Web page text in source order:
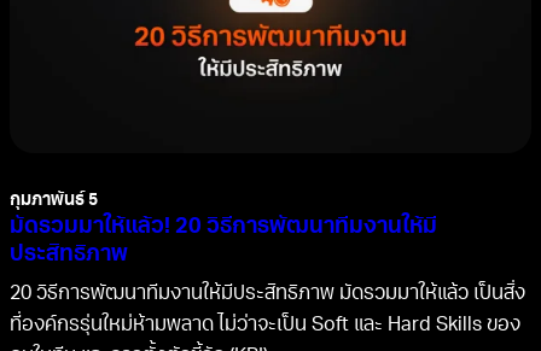
กุมภาพันธ์ 5
มัดรวมมาให้แล้ว! 20 วิธีการพัฒนาทีมงานให้มี
ประสิทธิภาพ
20 วิธีการพัฒนาทีมงานให้มีประสิทธิภาพ มัดรวมมาให้แล้ว เป็นสิ่ง
ที่องค์กรรุ่นใหม่ห้ามพลาด ไม่ว่าจะเป็น Soft และ Hard Skills ของ